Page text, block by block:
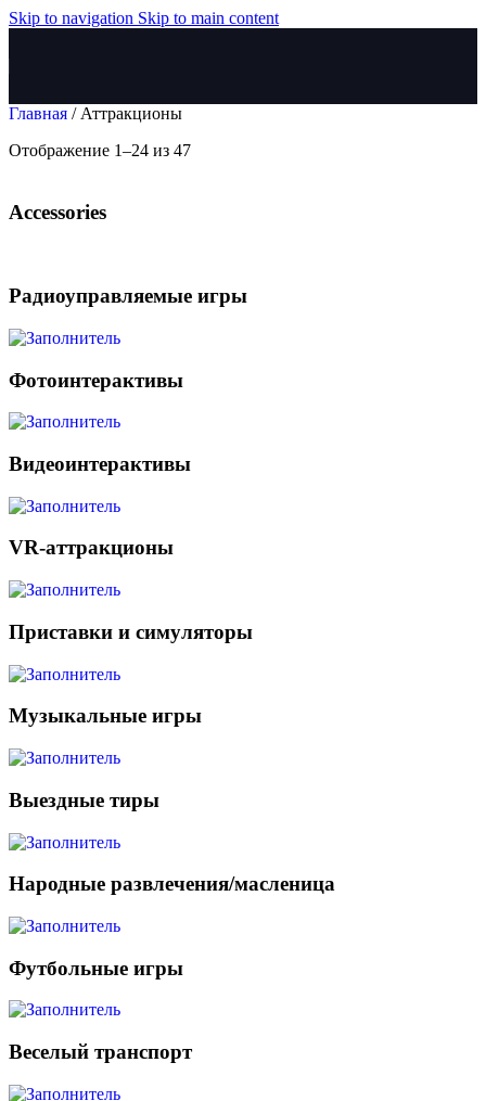
Skip to navigation Skip to main content
Главная / Аттракционы
Отображение 1–24 из 47
Accessories
Радиоуправляемые игры
Фотоинтерактивы
Видеоинтерактивы
VR-аттракционы
Приставки и симуляторы
Музыкальные игры
Выездные тиры
Народные развлечения/масленица
Футбольные игры
Веселый транспорт